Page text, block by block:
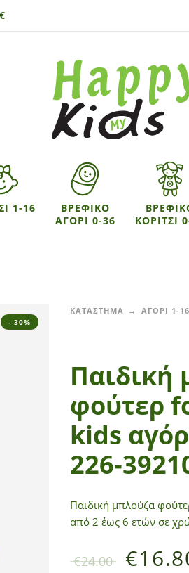
1-16
ΒΡΕΦΙΚΟ
ΑΓΟΡΙ 0-36
ΚΟΡΙΤΣΙ
- 30%
ΚΑΤΑΣΤΗΜΑ ΑΓΟΡΙ 1-16
Παιδική
φούτερ
kids
226-
Παιδική μπλούζα
από 2 έως 6 ετών σε
€24.00 €